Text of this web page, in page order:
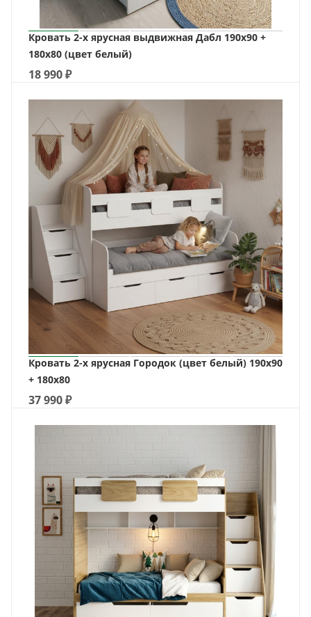
Кровать 2-х ярусная выдвижная Дабл 190х90 +
180х80 (цвет белый)
18 990₽
Кровать 2-х ярусная Городок (цвет белый) 190х90
+ 180х80
37 990₽